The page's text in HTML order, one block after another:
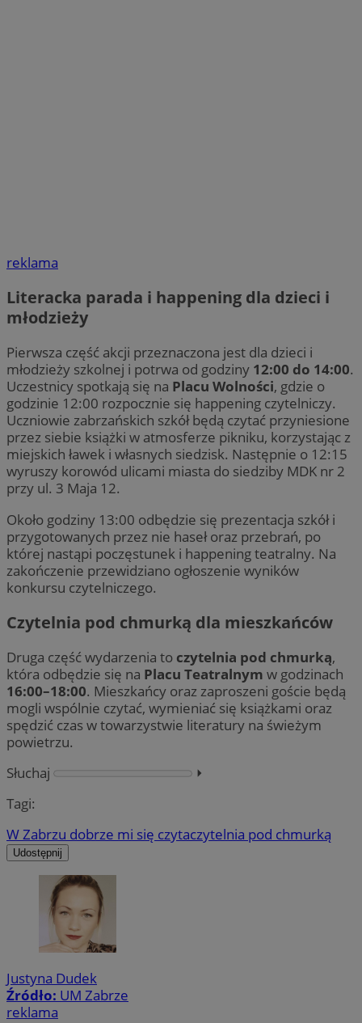
reklama
Literacka parada i happening dla dzieci i
młodzieży
Pierwsza część akcji przeznaczona jest dla dzieci i
młodzieży szkolnej i potrwa od godziny 12:00 do 14:00.
Uczestnicy spotkają się na Placu Wolności, gdzie o
godzinie 12:00 rozpocznie się happening czytelniczy.
Uczniowie zabrzańskich szkół będą czytać przyniesione
przez siebie książki w atmosferze pikniku, korzystając z
miejskich ławek i własnych siedzisk. Następnie o 12:15
wyruszy korowód ulicami miasta do siedziby MDK nr 2
przy ul. 3 Maja 12.
Około godziny 13:00 odbędzie się prezentacja szkół i
przygotowanych przez nie haseł oraz przebrań, po
której nastąpi poczęstunek i happening teatralny. Na
zakończenie przewidziano ogłoszenie wyników
konkursu czytelniczego.
Czytelnia pod chmurką dla mieszkańców
Druga część wydarzenia to czytelnia pod chmurką,
która odbędzie się na Placu Teatralnym w godzinach
16:00–18:00. Mieszkańcy oraz zaproszeni goście będą
mogli wspólnie czytać, wymieniać się książkami oraz
spędzić czas w towarzystwie literatury na świeżym
powietrzu.
Słuchaj
⏵︎
Tagi:
W Zabrzu dobrze mi się czytaczytelnia pod chmurką
Udostępnij
Justyna Dudek
Źródło: UM Zabrze
reklama